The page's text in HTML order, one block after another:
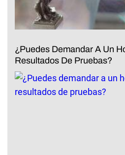
¿Puedes Demandar A Un
Resultados De Pruebas?